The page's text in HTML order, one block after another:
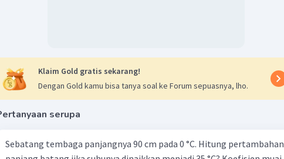
Klaim Gold gratis sekarang!
Dengan Gold kamu bisa tanya soal ke Forum sepuasnya, lho.
serupa
Sebatang tembaga panjangnya 90 cm pada 0 °C. Hitung pertambahan